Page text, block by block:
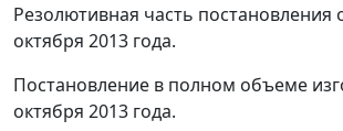
Резолютивная часть постановления
октября 2013 года.
Постановление в полном объеме
октября 2013 года.